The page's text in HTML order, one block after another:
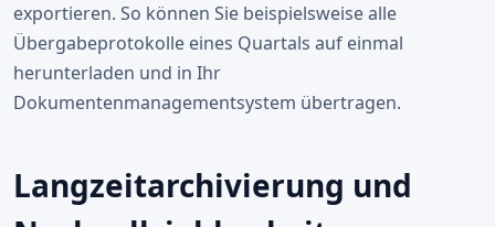
exportieren. So können Sie beispielsweise alle
Übergabeprotokolle eines Quartals auf einmal
herunterladen und in Ihr
Dokumentenmanagementsystem übertragen.
Langzeitarchivierung und